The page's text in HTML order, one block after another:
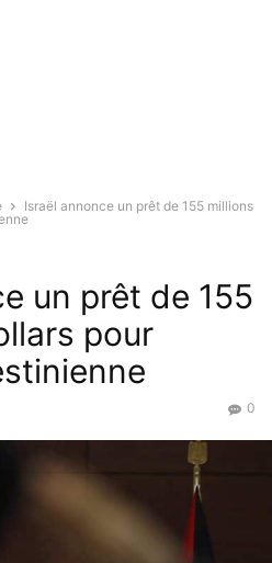
Israël annonce un prêt de 155 millions
un prêt de 155
pour
0